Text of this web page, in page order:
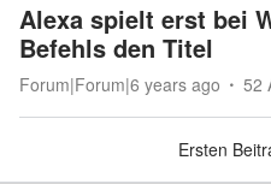
Alexa spielt erst bei
Befehls den Titel
Forum|Forum|6 years ago 52
Ersten